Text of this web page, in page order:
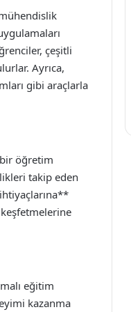
çeşitli
Ayrıca,
gibi araçlarla
öğretim
takip eden
eğitim
kazanma